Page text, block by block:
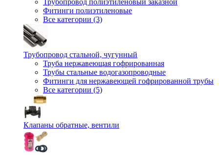
Фитинги полиэтиленовые
Все категории (3)
Трубопровод стальной, чугунный
Труба нержавеющая гофрированная
Трубы стальные водогазопроводные
Фитинги для нержавеющей гофрированной трубы
Все категории (5)
Клапаны обратные, вентили